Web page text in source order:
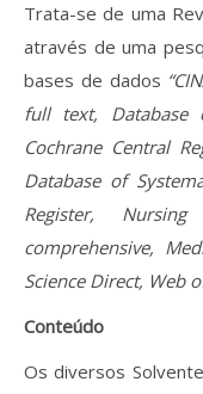
Trata-se de uma
através de uma
bases de dados
full text, Database
Cochrane Central
Database of
Register,
comprehensive,
Science Direct, Web
Conteúdo
Os diversos